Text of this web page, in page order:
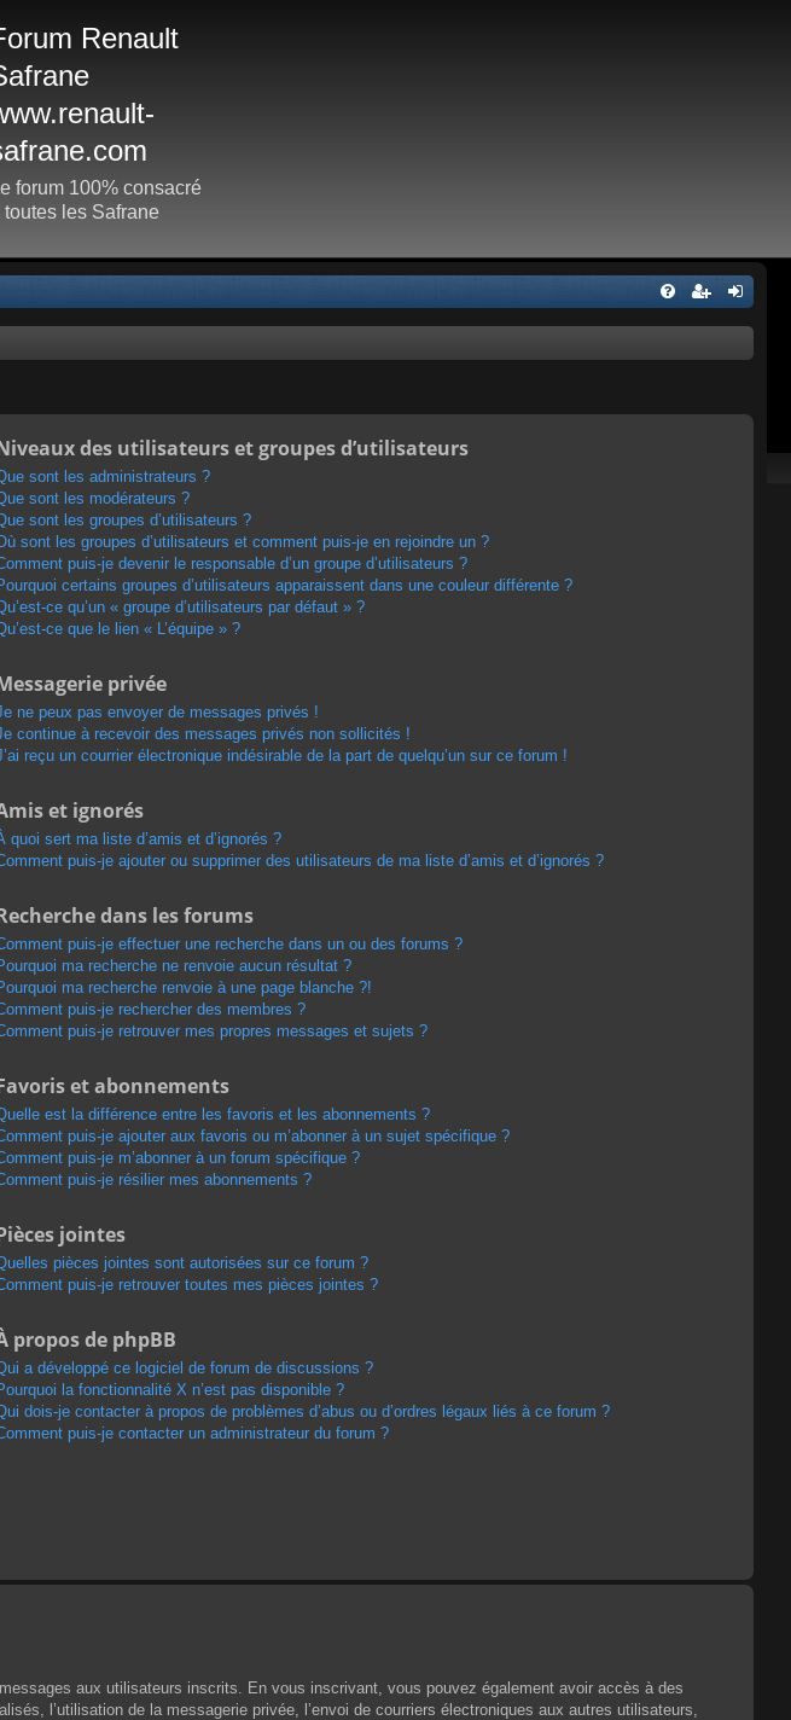
Renault
forum 100% consacré
toutes les Safrane
des utilisateurs et groupes d’utilisateurs
sont les administrateurs ?
sont les modérateurs ?
sont les groupes d’utilisateurs ?
sont les groupes d’utilisateurs et comment puis-je en rejoindre un ?
puis-je devenir le responsable d’un groupe d’utilisateurs ?
certains groupes d’utilisateurs apparaissent dans une couleur différente ?
ce qu’un « groupe d’utilisateurs par défaut » ?
ce que le lien « L’équipe » ?
privée
ne peux pas envoyer de messages privés !
continue à recevoir des messages privés non sollicités !
reçu un courrier électronique indésirable de la part de quelqu’un sur ce forum !
et ignorés
quoi sert ma liste d’amis et d’ignorés ?
puis-je ajouter ou supprimer des utilisateurs de ma liste d’amis et d’ignorés ?
dans les forums
puis-je effectuer une recherche dans un ou des forums ?
ma recherche ne renvoie aucun résultat ?
ma recherche renvoie à une page blanche ?!
puis-je rechercher des membres ?
puis-je retrouver mes propres messages et sujets ?
et abonnements
est la différence entre les favoris et les abonnements ?
puis-je ajouter aux favoris ou m’abonner à un sujet spécifique ?
puis-je m’abonner à un forum spécifique ?
puis-je résilier mes abonnements ?
jointes
pièces jointes sont autorisées sur ce forum ?
puis-je retrouver toutes mes pièces jointes ?
propos de phpBB
a développé ce logiciel de forum de discussions ?
la fonctionnalité X n’est pas disponible ?
dois-je contacter à propos de problèmes d’abus ou d’ordres légaux liés à ce forum ?
puis-je contacter un administrateur du forum ?
aux utilisateurs inscrits. En vous inscrivant, vous pouvez également avoir accès à des
l’utilisation de la messagerie privée, l’envoi de courriers électroniques aux autres utilisateurs,